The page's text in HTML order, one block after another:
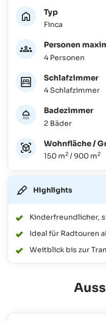
Typ
Finca
Personen
4 Personen
Schlafzimmer
4 Schlafzimmer
Badezimmer
2 Bäder
Wohnfläche /
150 m2 / 900 m2
Highlights
Kinderfreundlicher,
Ideal für Radtouren
Weitblick bis zur